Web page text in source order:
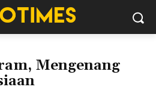
Mengenang